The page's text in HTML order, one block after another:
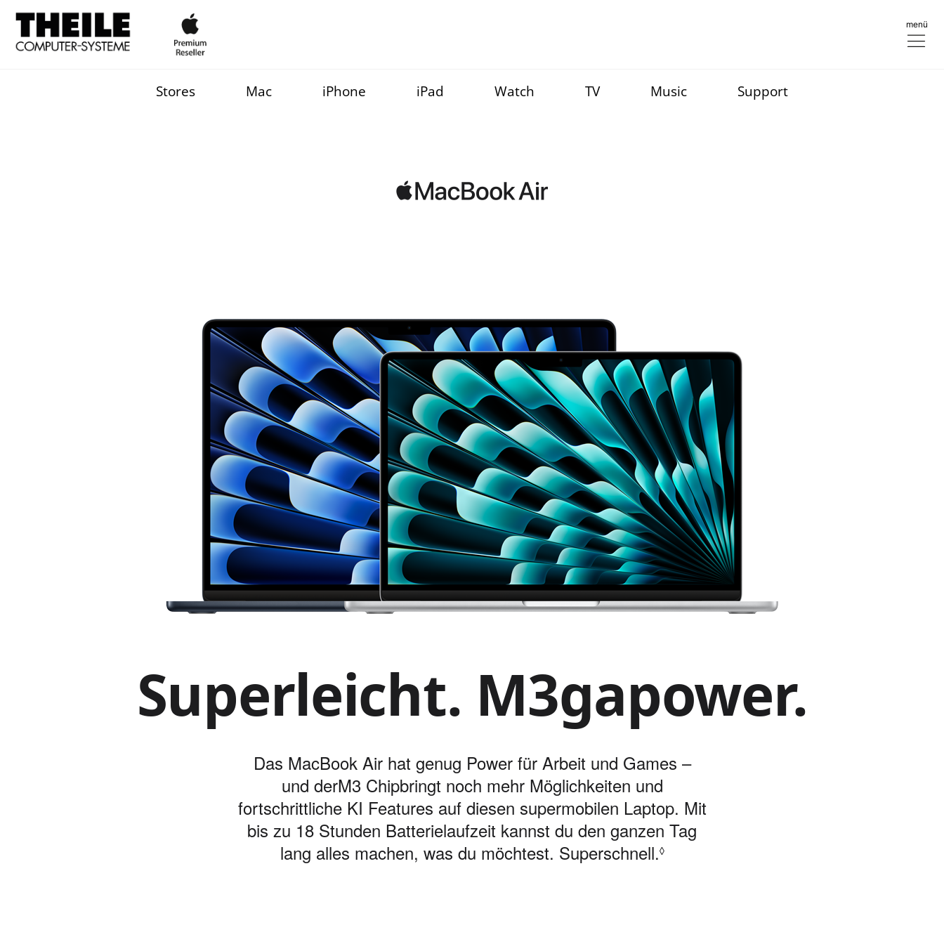
menü
Stores Mac iPhone iPad Watch TV Music Support
Superleicht. M3gapower.
Das MacBook Air hat genug Power für Arbeit und Games –
und derM3 Chipbringt noch mehr Möglichkeiten und
fortschrittliche KI Features auf diesen supermobilen Laptop. Mit
bis zu 18 Stunden Batterie­laufzeit kannst du den ganzen Tag
lang alles machen, was du möchtest. Superschnell.◊Siehe rechtliche Hinweise